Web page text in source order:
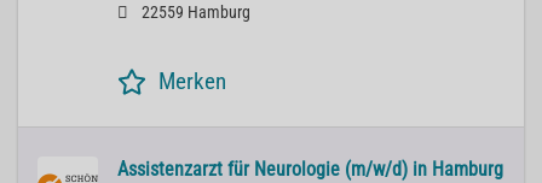
22559 Hamburg
Merken
Assistenzarzt für Neurologie (m/w/d) in Hamburg